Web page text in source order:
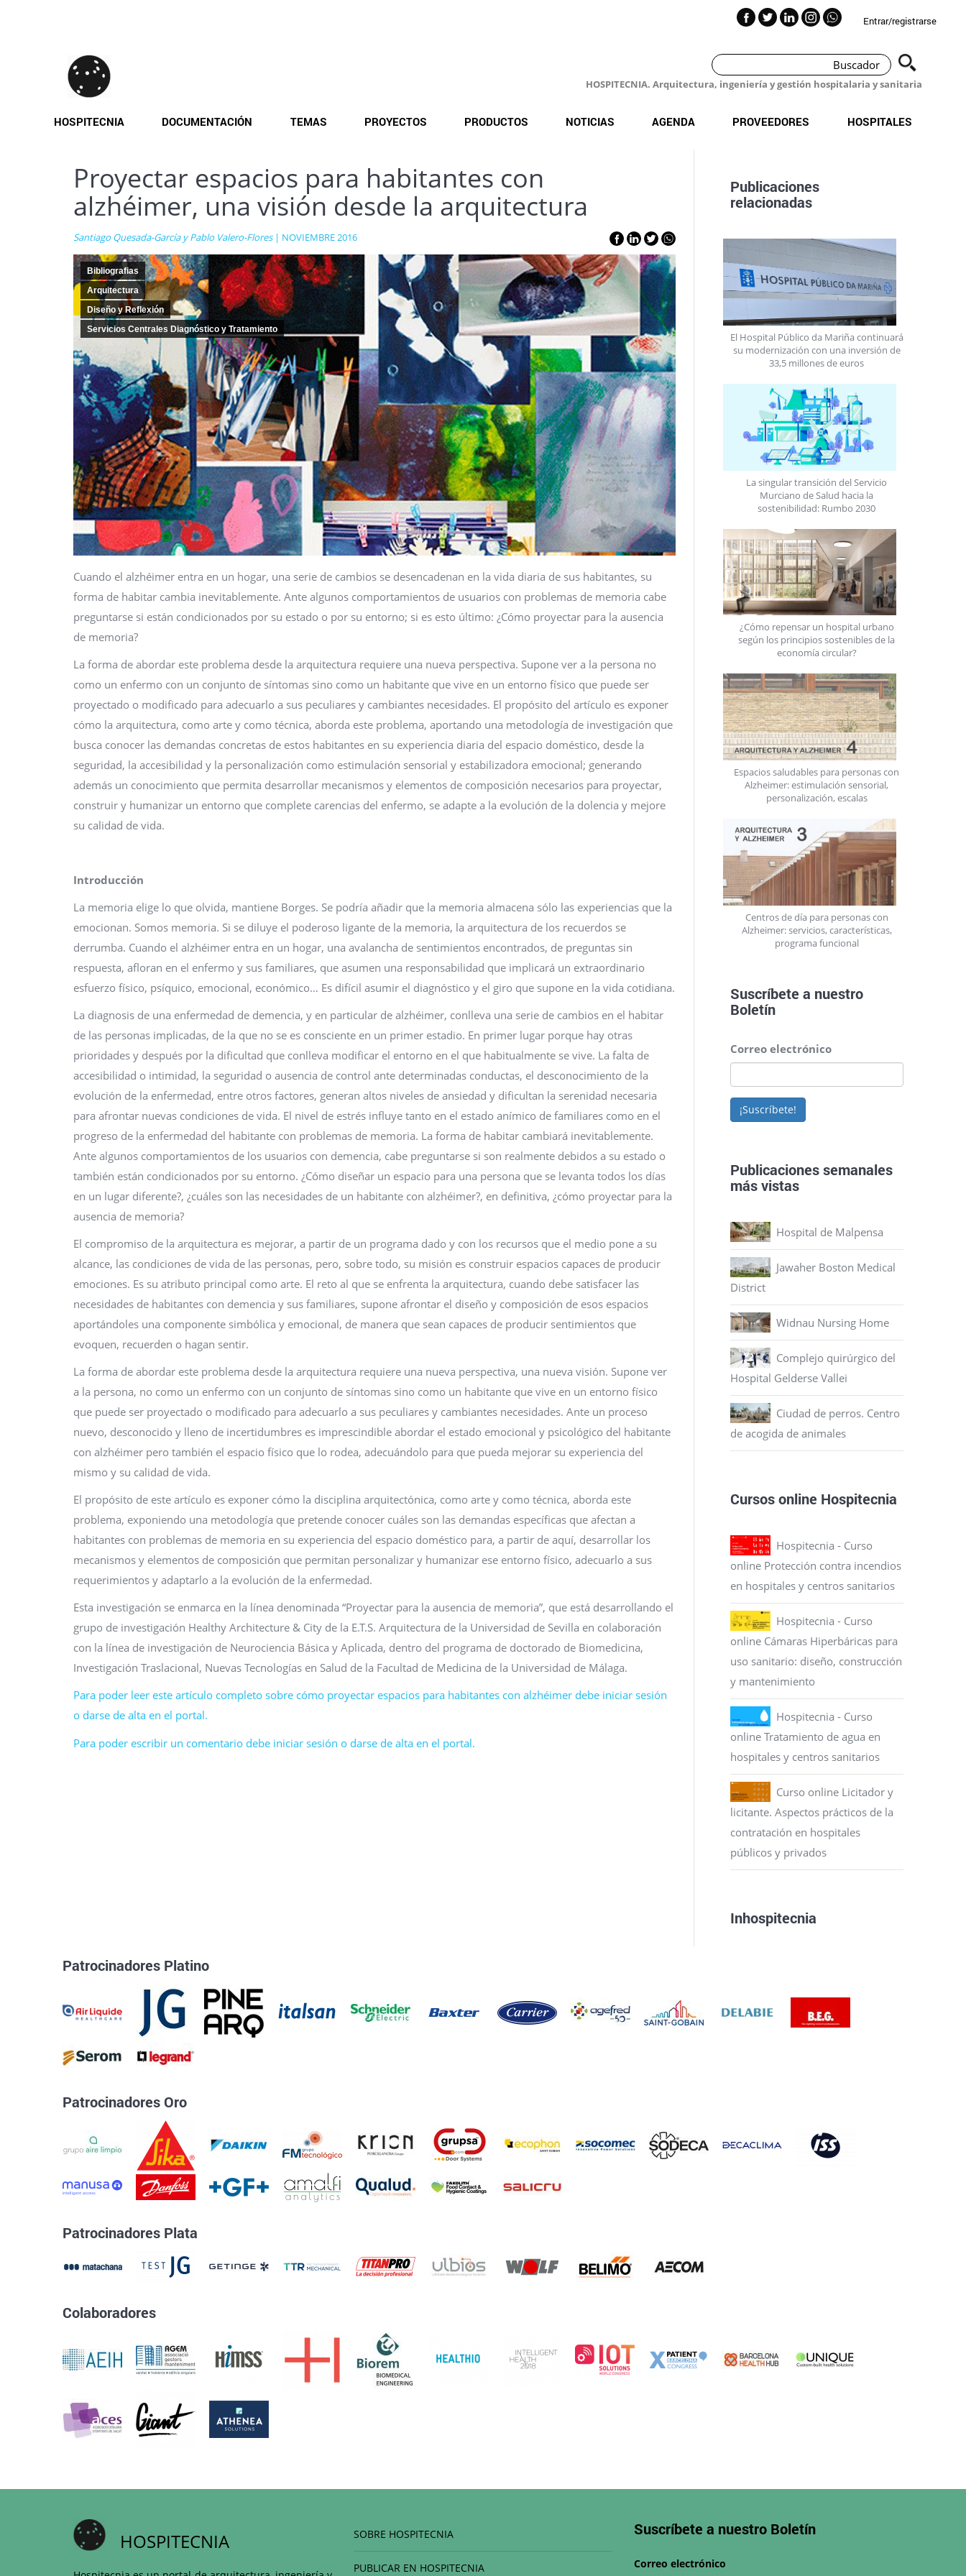
Entrar/registrarse
HOSPITECNIA. Arquitectura, ingeniería y gestión hospitalaria y sanitaria
HOSPITECNIA DOCUMENTACIÓN TEMAS PROYECTOS PRODUCTOS NOTICIAS AGENDA PROVEEDORES HOSPITALES
Proyectar espacios para habitantes con
alzhéimer, una visión desde la arquitectura
Santiago Quesada-García y Pablo Valero-Flores| NOVIEMBRE 2016
Bibliografias
Arquitectura
Diseño y Reflexión
Servicios Centrales Diagnóstico y Tratamiento
Cuando el alzhéimer entra en un hogar, una serie de cambios se desencadenan en la vida diaria de sus habitantes, su
forma de habitar cambia inevitablemente. Ante algunos comportamientos de usuarios con problemas de memoria cabe
preguntarse si están condicionados por su estado o por su entorno; si es esto último: ¿Cómo proyectar para la ausencia
de memoria?
La forma de abordar este problema desde la arquitectura requiere una nueva perspectiva. Supone ver a la persona no
como un enfermo con un conjunto de síntomas sino como un habitante que vive en un entorno físico que puede ser
proyectado o modificado para adecuarlo a sus peculiares y cambiantes necesidades. El propósito del artículo es exponer
cómo la arquitectura, como arte y como técnica, aborda este problema, aportando una metodología de investigación que
busca conocer las demandas concretas de estos habitantes en su experiencia diaria del espacio doméstico, desde la
seguridad, la accesibilidad y la personalización como estimulación sensorial y estabilizadora emocional; generando
además un conocimiento que permita desarrollar mecanismos y elementos de composición necesarios para proyectar,
construir y humanizar un entorno que complete carencias del enfermo, se adapte a la evolución de la dolencia y mejore
su calidad de vida.
Introducción
La memoria elige lo que olvida, mantiene Borges. Se podría añadir que la memoria almacena sólo las experiencias que la
emocionan. Somos memoria. Si se diluye el poderoso ligante de la memoria, la arquitectura de los recuerdos se
derrumba. Cuando el alzhéimer entra en un hogar, una avalancha de sentimientos encontrados, de preguntas sin
respuesta, afloran en el enfermo y sus familiares, que asumen una responsabilidad que implicará un extraordinario
esfuerzo físico, psíquico, emocional, económico… Es difícil asumir el diagnóstico y el giro que supone en la vida cotidiana.
La diagnosis de una enfermedad de demencia, y en particular de alzhéimer, conlleva una serie de cambios en el habitar
de las personas implicadas, de la que no se es consciente en un primer estadio. En primer lugar porque hay otras
prioridades y después por la dificultad que conlleva modificar el entorno en el que habitualmente se vive. La falta de
accesibilidad o intimidad, la seguridad o ausencia de control ante determinadas conductas, el desconocimiento de la
evolución de la enfermedad, entre otros factores, generan altos niveles de ansiedad y dificultan la serenidad necesaria
para afrontar nuevas condiciones de vida. El nivel de estrés influye tanto en el estado anímico de familiares como en el
progreso de la enfermedad del habitante con problemas de memoria. La forma de habitar cambiará inevitablemente.
Ante algunos comportamientos de los usuarios con demencia, cabe preguntarse si son realmente debidos a su estado o
también están condicionados por su entorno. ¿Cómo diseñar un espacio para una persona que se levanta todos los días
en un lugar diferente?, ¿cuáles son las necesidades de un habitante con alzhéimer?, en definitiva, ¿cómo proyectar para la
ausencia de memoria?
El compromiso de la arquitectura es mejorar, a partir de un programa dado y con los recursos que el medio pone a su
alcance, las condiciones de vida de las personas, pero, sobre todo, su misión es construir espacios capaces de producir
emociones. Es su atributo principal como arte. El reto al que se enfrenta la arquitectura, cuando debe satisfacer las
necesidades de habitantes con demencia y sus familiares, supone afrontar el diseño y composición de esos espacios
aportándoles una componente simbólica y emocional, de manera que sean capaces de producir sentimientos que
evoquen, recuerden o hagan sentir.
La forma de abordar este problema desde la arquitectura requiere una nueva perspectiva, una nueva visión. Supone ver
a la persona, no como un enfermo con un conjunto de síntomas sino como un habitante que vive en un entorno físico
que puede ser proyectado o modificado para adecuarlo a sus peculiares y cambiantes necesidades. Ante un proceso
nuevo, desconocido y lleno de incertidumbres es imprescindible abordar el estado emocional y psicológico del habitante
con alzhéimer pero también el espacio físico que lo rodea, adecuándolo para que pueda mejorar su experiencia del
mismo y su calidad de vida.
El propósito de este artículo es exponer cómo la disciplina arquitectónica, como arte y como técnica, aborda este
problema, exponiendo una metodología que pretende conocer cuáles son las demandas específicas que afectan a
habitantes con problemas de memoria en su experiencia del espacio doméstico para, a partir de aquí, desarrollar los
mecanismos y elementos de composición que permitan personalizar y humanizar ese entorno físico, adecuarlo a sus
requerimientos y adaptarlo a la evolución de la enfermedad.
Esta investigación se enmarca en la línea denominada “Proyectar para la ausencia de memoria”, que está desarrollando el
grupo de investigación Healthy Architecture & City de la E.T.S. Arquitectura de la Universidad de Sevilla en colaboración
con la línea de investigación de Neurociencia Básica y Aplicada, dentro del programa de doctorado de Biomedicina,
Investigación Traslacional, Nuevas Tecnologías en Salud de la Facultad de Medicina de la Universidad de Málaga.
Para poder leer este artículo completo sobre cómo proyectar espacios para habitantes con alzhéimer debe iniciar sesión
o darse de alta en el portal.
Para poder escribir un comentario debe iniciar sesión o darse de alta en el portal.
Publicaciones
relacionadas
El Hospital Público da Mariña continuará
su modernización con una inversión de
33,5 millones de euros
La singular transición del Servicio
Murciano de Salud hacia la
sostenibilidad: Rumbo 2030
¿Cómo repensar un hospital urbano
según los principios sostenibles de la
economía circular?
Espacios saludables para personas con
Alzheimer: estimulación sensorial,
personalización, escalas
Centros de día para personas con
Alzheimer: servicios, características,
programa funcional
Suscríbete a nuestro
Boletín
Correo electrónico
¡Suscríbete!
Publicaciones semanales
más vistas
Hospital de Malpensa
Jawaher Boston Medical
District
Widnau Nursing Home
Complejo quirúrgico del
Hospital Gelderse Vallei
Ciudad de perros. Centro
de acogida de animales
Cursos online Hospitecnia
Hospitecnia - Curso
online Protección contra incendios
en hospitales y centros sanitarios
Hospitecnia - Curso
online Cámaras Hiperbáricas para
uso sanitario: diseño, construcción
y mantenimiento
Hospitecnia - Curso
online Tratamiento de agua en
hospitales y centros sanitarios
Curso online Licitador y
licitante. Aspectos prácticos de la
contratación en hospitales
públicos y privados
Inhospitecnia
Patrocinadores Platino
Patrocinadores Oro
Patrocinadores Plata
Colaboradores
HOSPITECNIA SOBRE HOSPITECNIA
PUBLICAR EN HOSPITECNIA
Suscríbete a nuestro Boletín
Correo electrónico